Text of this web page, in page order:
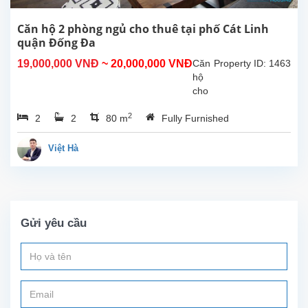
cạnh
Quốc
Tử
Giám
Căn hộ 2 phòng ngủ cho thuê tại phố Cát Linh
quận Đống Đa
19,000,000 VNĐ ~ 20,000,000 VNĐ Property ID: 1463
Căn
hộ
cho
này
nằm
Miếu
Tử
Giám
2 2 80 m2 Fully Furnished
Việt Hà
Gửi yêu cầu